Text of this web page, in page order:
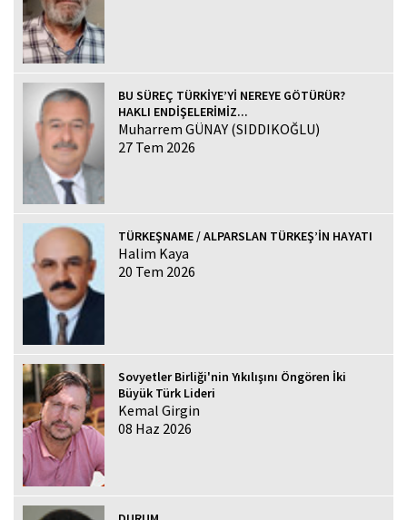
BU SÜREÇ TÜRKİYE’Yİ NEREYE GÖTÜRÜR?
HAKLI ENDİŞELERİMİZ...
Muharrem GÜNAY (SIDDIKOĞLU)
27 Tem 2026
TÜRKEŞNAME / ALPARSLAN TÜRKEŞ’İN HAYATI
Halim Kaya
20 Tem 2026
Sovyetler Birliği'nin Yıkılışını Öngören İki
Büyük Türk Lideri
Kemal Girgin
08 Haz 2026